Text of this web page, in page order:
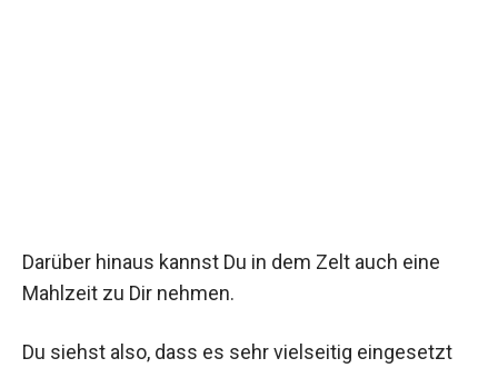
Darüber hinaus kannst Du in dem Zelt auch eine
Mahlzeit zu Dir nehmen.
Du siehst also, dass es sehr vielseitig eingesetzt